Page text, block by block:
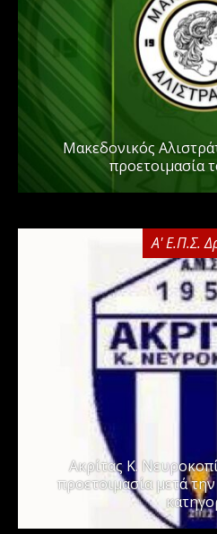
Μακεδονικός
προετοιμασία
Α' Ε.Π.Σ.
Ακρίτας Κ.
προετοιμασία μετά